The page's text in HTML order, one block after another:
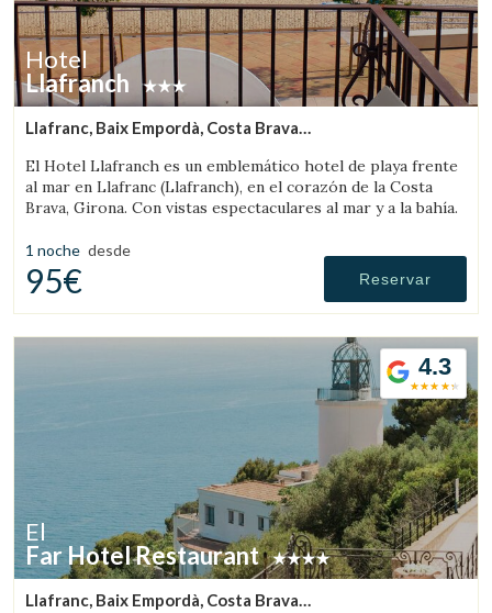
Hotel
Llafranch
Llafranc, Baix Empordà, Costa Brava
El Hotel Llafranch es un emblemático hotel de playa frente
al mar en Llafranc (Llafranch), en el corazón de la Costa
Brava, Girona. Con vistas espectaculares al mar y a la bahía.
1 noche desde
95€ Reservar
4.3
El
Far Hotel Restaurant
Llafranc, Baix Empordà, Costa Brava